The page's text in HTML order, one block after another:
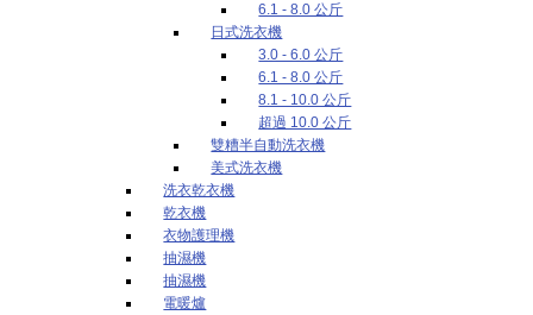
6.1 - 8.0 公斤
日式洗衣機
3.0 - 6.0 公斤
6.1 - 8.0 公斤
8.1 - 10.0 公斤
超過 10.0 公斤
雙糟半自動洗衣機
美式洗衣機
洗衣乾衣機
乾衣機
衣物護理機
抽濕機
抽濕機
電暖爐